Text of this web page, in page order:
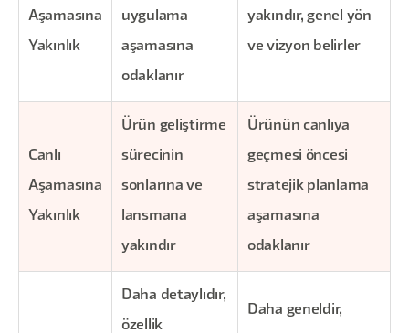
Aşamasına
Yakınlık
uygulama
aşamasına
odaklanır
yakındır, genel yön
ve vizyon belirler
Canlı
Aşamasına
Yakınlık
Ürün geliştirme
sürecinin
sonlarına ve
lansmana
yakındır
Ürünün canlıya
geçmesi öncesi
stratejik planlama
aşamasına
odaklanır
Daha detaylıdır,
özellik
Daha geneldir,